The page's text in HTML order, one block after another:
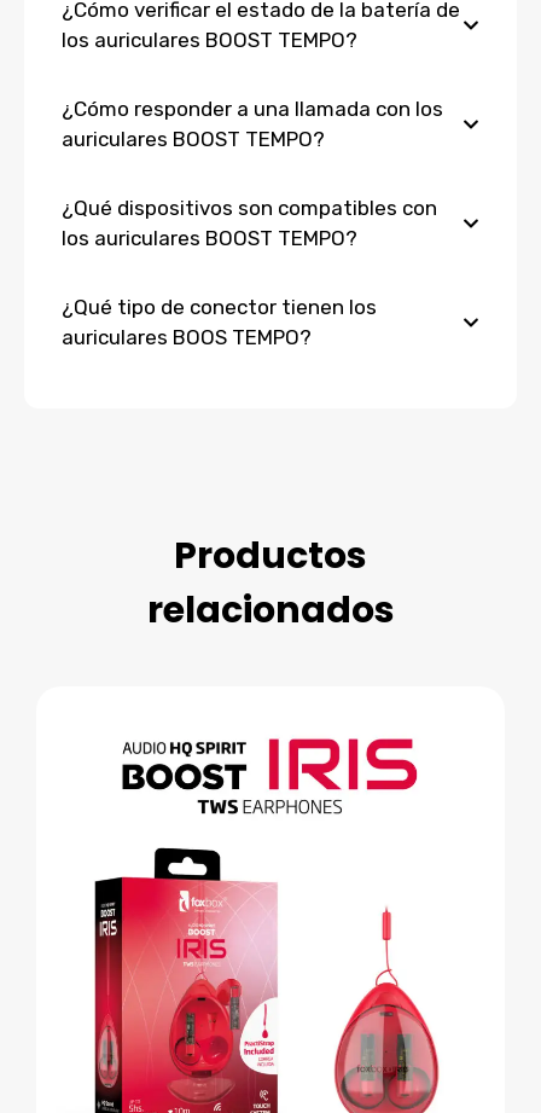
¿Cómo verificar el estado de la batería de
los auriculares BOOST TEMPO?
¿Cómo responder a una llamada con los
auriculares BOOST TEMPO?
¿Qué dispositivos son compatibles con
los auriculares BOOST TEMPO?
¿Qué tipo de conector tienen los
auriculares BOOS TEMPO?
Productos
relacionados